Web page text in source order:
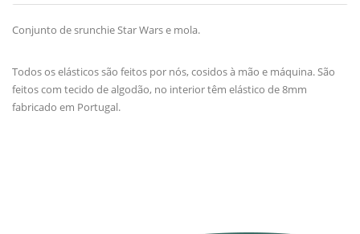
Conjunto de srunchie Star Wars e mola.
Todos os elásticos são feitos por nós, cosidos à mão e máquina. São
feitos com tecido de algodão, no interior têm elástico de 8mm
fabricado em Portugal.